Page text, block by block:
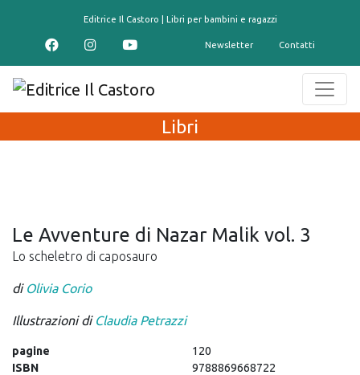
Editrice Il Castoro | Libri per bambini e ragazzi
Newsletter Contatti
Libri
Le Avventure di Nazar Malik vol. 3
Lo scheletro di caposauro
di Olivia Corio
Illustrazioni di Claudia Petrazzi
pagine
120
ISBN
9788869668722